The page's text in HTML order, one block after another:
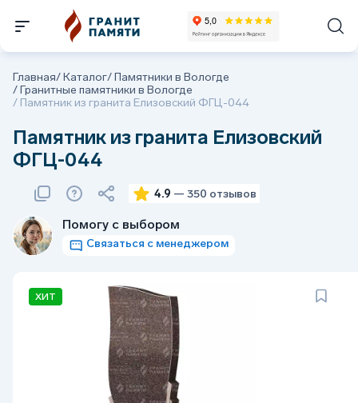
Главная/Каталог/Памятники в Вологде
/Гранитные памятники в Вологде
/ Памятник из гранита Елизовский ФГЦ-044
Памятник из гранита Елизовский
ФГЦ-044
4.9 — 350 отзывов
Помогу с выбором
Связаться с менеджером
ХИТ